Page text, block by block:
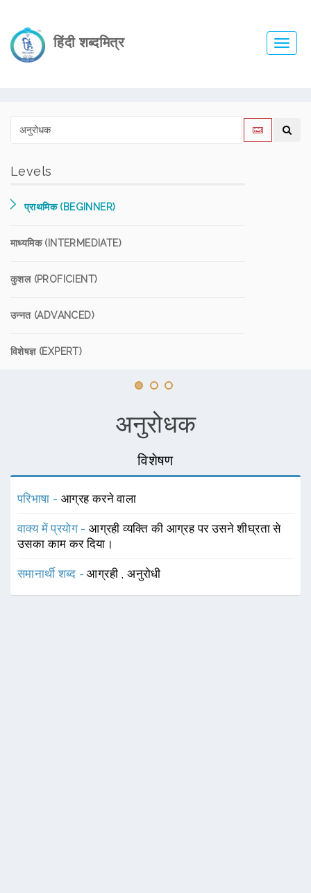
हिंदी शब्दमित्र
Levels
प्राथमिक (BEGINNER)
माध्यमिक (INTERMEDIATE)
कुशल (PROFICIENT)
उन्नत (ADVANCED)
विशेषज्ञ (EXPERT)
अनुरोधक
विशेषण
परिभाषा - आग्रह करने वाला
वाक्य में प्रयोग -आग्रही व्यक्ति की आग्रह पर उसने शीघ्रता से
उसका काम कर दिया।
समानार्थी शब्द -आग्रही ,अनुरोधी